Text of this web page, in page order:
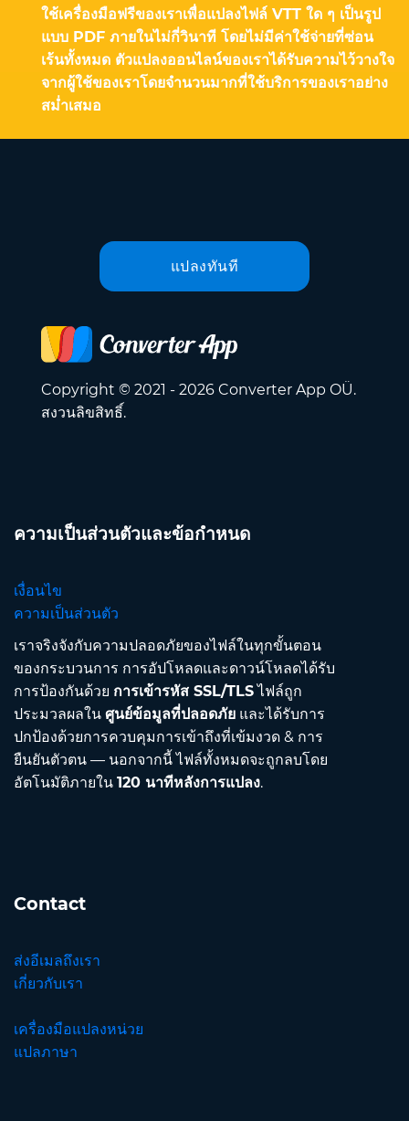
ใช้เครื่องมือฟรีของเราเพื่อแปลงไฟล์ VTT ใด ๆ เป็นรูป
แบบ PDF ภายในไม่กี่วินาที โดยไม่มีค่าใช้จ่ายที่ซ่อน
เร้นทั้งหมด ตัวแปลงออนไลน์ของเราได้รับความไว้วางใจ
จากผู้ใช้ของเราโดยจำนวนมากที่ใช้บริการของเราอย่าง
สม่ำเสมอ
แปลงทันที
Copyright © 2021 - 2026 Converter App OÜ.
สงวนลิขสิทธิ์.
ความเป็นส่วนตัวและข้อกำหนด
เงื่อนไข
ความเป็นส่วนตัว
เราจริงจังกับความปลอดภัยของไฟล์ในทุกขั้นตอน
ของกระบวนการ การอัปโหลดและดาวน์โหลดได้รับ
การป้องกันด้วย การเข้ารหัส SSL/TLSไฟล์ถูก
ประมวลผลใน ศูนย์ข้อมูลที่ปลอดภัย และได้รับการ
ปกป้องด้วยการควบคุมการเข้าถึงที่เข้มงวด & การ
ยืนยันตัวตน — นอกจากนี้ ไฟล์ทั้งหมดจะถูกลบโดย
อัตโนมัติภายใน 120 นาทีหลังการแปลง.
Contact
ส่งอีเมลถึงเรา
เกี่ยวกับเรา
เครื่องมือแปลงหน่วย
แปลภาษา